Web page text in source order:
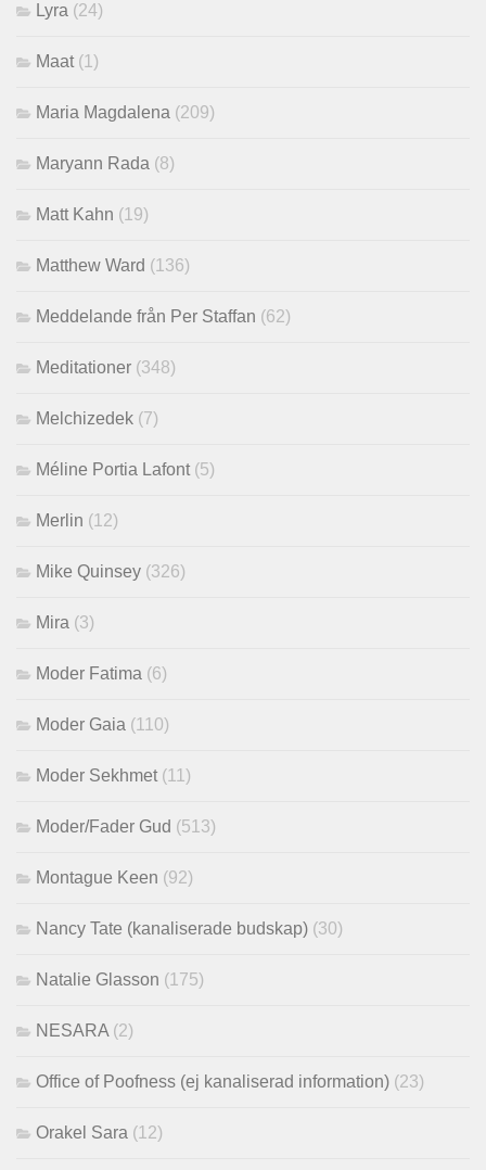
Lyra (24)
Maat (1)
Maria Magdalena (209)
Maryann Rada (8)
Matt Kahn (19)
Matthew Ward (136)
Meddelande från Per Staffan (62)
Meditationer (348)
Melchizedek (7)
Méline Portia Lafont (5)
Merlin (12)
Mike Quinsey (326)
Mira (3)
Moder Fatima (6)
Moder Gaia (110)
Moder Sekhmet (11)
Moder/Fader Gud (513)
Montague Keen (92)
Nancy Tate (kanaliserade budskap) (30)
Natalie Glasson (175)
NESARA (2)
Office of Poofness (ej kanaliserad information) (23)
Orakel Sara (12)